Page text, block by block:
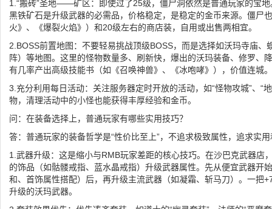
1.“搬砖”圣地——矿区：即使过了25级，僵尸洞依然是普通玩家的宝
黑铁矿石是升级武器的必需品，价格稳定，是稳定的金币来源。僵尸
火》、《爆裂火焰》）和20级左右的商店装，自用或出售两相宜。
2.BOSS前置地图：不要轻易挑战顶级BOSS，而是选择如沃玛寺庙、
阵）等地图。这里的怪物数量多、刷新快，爆出的沃玛装备、修罗、
有几率产出高级技能书（如《召唤神兽》、《冰咆哮》），价值连城。
3.充分利用每日活动：关注服务器定时开放的活动，如“怪物攻城”、“
物，清理活动中的小怪也能获得丰厚经验和金币。
问：在装备选择上，普通玩家有哪些实用技巧？
答：普通玩家的装备哲学是“性价比至上”，不追求极致属性，追求实
1.武器升级：这是缩小与RMB玩家差距的核心技巧。在沙巴克武器店
的饰品（如骷髅戒指、蓝水晶戒指）升级武器属性。先从便宜武器开
和、首饰属性搭配）后，再升级主流武器（如凝霜、斩马刀）。一把
升级的沃玛武器。